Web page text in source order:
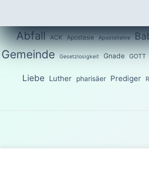
Abfall ACK Apostasie Apostellehre
Gemeinde Gesetzlosigkeit Gnade GOTT
Liebe Luther pharisäer Prediger